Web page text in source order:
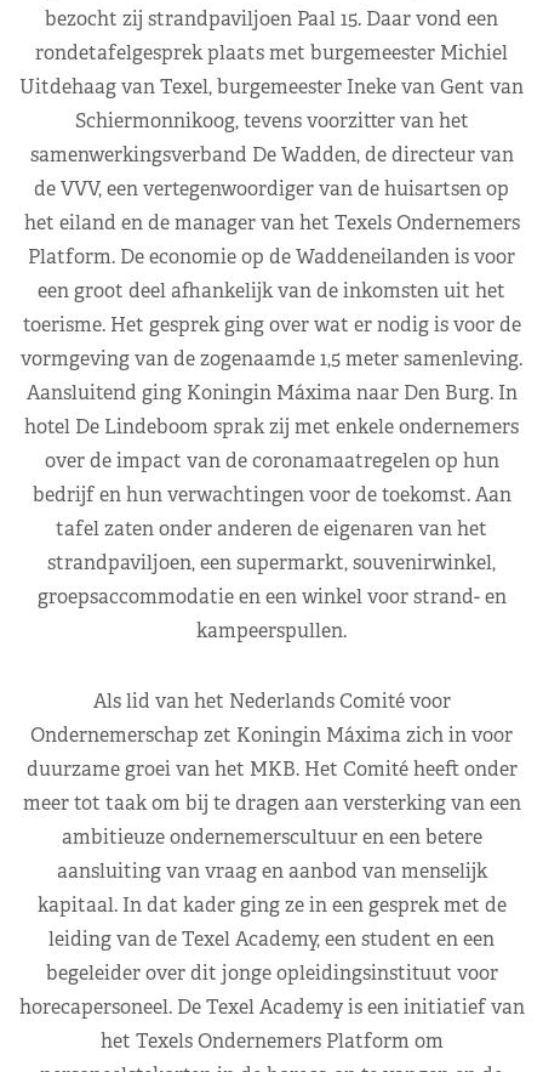
bezocht zij strandpaviljoen Paal 15. Daar vond een
rondetafelgesprek plaats met burgemeester Michiel
Uitdehaag van Texel, burgemeester Ineke van Gent van
Schiermonnikoog, tevens voorzitter van het
samenwerkingsverband De Wadden, de directeur van
de VVV, een vertegenwoordiger van de huisartsen op
het eiland en de manager van het Texels Ondernemers
Platform. De economie op de Waddeneilanden is voor
een groot deel afhankelijk van de inkomsten uit het
toerisme. Het gesprek ging over wat er nodig is voor de
vormgeving van de zogenaamde 1,5 meter samenleving.
Aansluitend ging Koningin Máxima naar Den Burg. In
hotel De Lindeboom sprak zij met enkele ondernemers
over de impact van de coronamaatregelen op hun
bedrijf en hun verwachtingen voor de toekomst. Aan
tafel zaten onder anderen de eigenaren van het
strandpaviljoen, een supermarkt, souvenirwinkel,
groepsaccommodatie en een winkel voor strand- en
kampeerspullen.
Als lid van het Nederlands Comité voor
Ondernemerschap zet Koningin Máxima zich in voor
duurzame groei van het MKB. Het Comité heeft onder
meer tot taak om bij te dragen aan versterking van een
ambitieuze ondernemerscultuur en een betere
aansluiting van vraag en aanbod van menselijk
kapitaal. In dat kader ging ze in een gesprek met de
leiding van de Texel Academy, een student en een
begeleider over dit jonge opleidingsinstituut voor
horecapersoneel. De Texel Academy is een initiatief van
het Texels Ondernemers Platform om